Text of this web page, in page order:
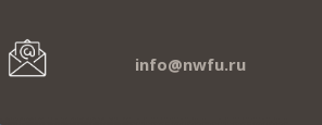
info@nwfu.ru